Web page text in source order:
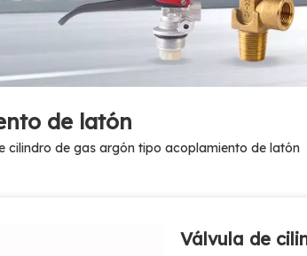
de latón
cilindro de gas argón tipo acoplamiento de latón
Válvula de